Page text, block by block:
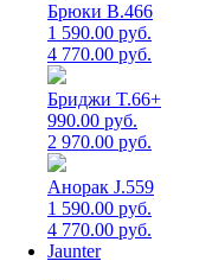
Брюки B.466
1 590.00 руб.
4 770.00 руб.
Бриджи T.66+
990.00 руб.
2 970.00 руб.
Анорак J.559
1 590.00 руб.
4 770.00 руб.
Jaunter